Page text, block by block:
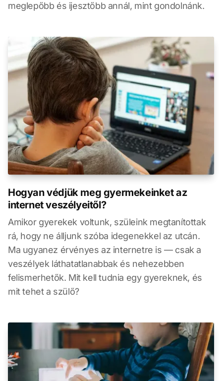
meglepőbb és ijesztőbb annál, mint gondolnánk.
Hogyan védjük meg gyermekeinket az
internet veszélyeitől?
Amikor gyerekek voltunk, szüleink megtanítottak
rá, hogy ne álljunk szóba idegenekkel az utcán.
Ma ugyanez érvényes az internetre is — csak a
veszélyek láthatatlanabbak és nehezebben
felismerhetők. Mit kell tudnia egy gyereknek, és
mit tehet a szülő?